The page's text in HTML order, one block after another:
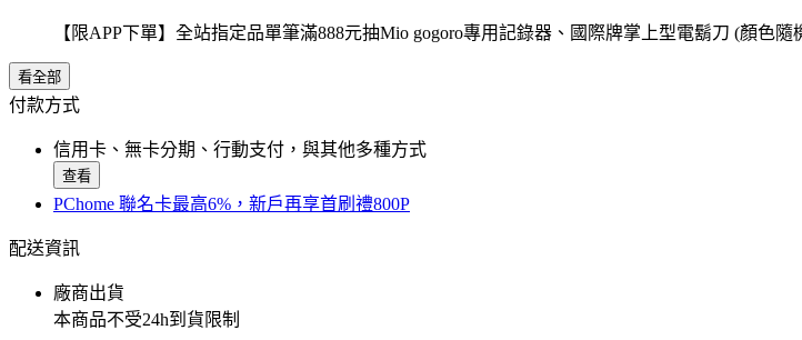
【限APP下單】全站指定品單筆滿888元抽Mio gogoro專用記錄器、國際牌掌上型電鬍刀 (顏色隨
看全部
付款方式
信用卡、無卡分期、行動支付，與其他多種方式
查看
PChome 聯名卡最高6%，新戶再享首刷禮800P
配送資訊
廠商出貨
本商品不受24h到貨限制